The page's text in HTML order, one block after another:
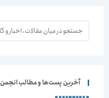
معاصر ایران
شهر یزد
جستجو
آخرین پست‌ها و مطالب انجمن